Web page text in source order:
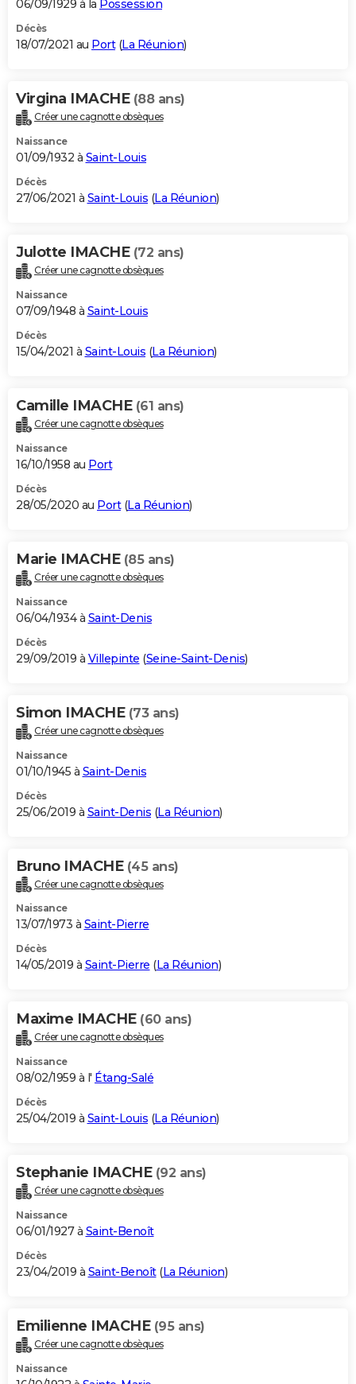
06/09/1929 à la Possession
Décès
18/07/2021 au Port(La Réunion)
Virgina IMACHE (88 ans)
Créer une cagnotte obsèques
Naissance
01/09/1932 à Saint-Louis
Décès
27/06/2021 à Saint-Louis (La Réunion)
Julotte IMACHE (72 ans)
Créer une cagnotte obsèques
Naissance
07/09/1948 à Saint-Louis
Décès
15/04/2021 à Saint-Louis (La Réunion)
Camille IMACHE (61 ans)
Créer une cagnotte obsèques
Naissance
16/10/1958 au Port
Décès
28/05/2020 au Port(La Réunion)
Marie IMACHE (85 ans)
Créer une cagnotte obsèques
Naissance
06/04/1934 à Saint-Denis
Décès
29/09/2019 à Villepinte (Seine-Saint-Denis)
Simon IMACHE (73 ans)
Créer une cagnotte obsèques
Naissance
01/10/1945 à Saint-Denis
Décès
25/06/2019 à Saint-Denis (La Réunion)
Bruno IMACHE (45 ans)
Créer une cagnotte obsèques
Naissance
13/07/1973 à Saint-Pierre
Décès
14/05/2019 à Saint-Pierre (La Réunion)
Maxime IMACHE (60 ans)
Créer une cagnotte obsèques
Naissance
08/02/1959 à l' Étang-Salé
Décès
25/04/2019 à Saint-Louis (La Réunion)
Stephanie IMACHE (92 ans)
Créer une cagnotte obsèques
Naissance
06/01/1927 à Saint-Benoît
Décès
23/04/2019 à Saint-Benoît(La Réunion)
Emilienne IMACHE (95 ans)
Créer une cagnotte obsèques
Naissance